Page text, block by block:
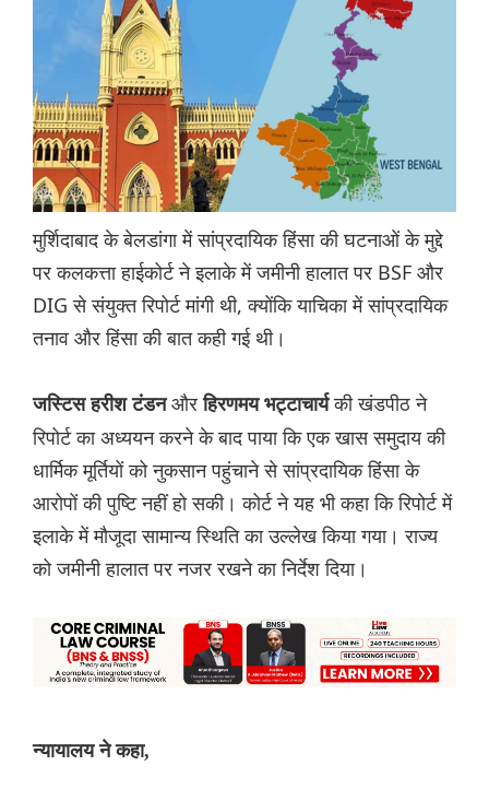
मुर्शिदाबाद के बेलडांगा में सांप्रदायिक हिंसा की घटनाओं के मुद्दे
पर कलकत्ता हाईकोर्ट ने इलाके में जमीनी हालात पर BSF और
DIG से संयुक्त रिपोर्ट मांगी थी, क्योंकि याचिका में सांप्रदायिक
तनाव और हिंसा की बात कही गई थी।
जस्टिस हरीश टंडनऔरहिरणमय भट्टाचार्यकी खंडपीठ ने
रिपोर्ट का अध्ययन करने के बाद पाया कि एक खास समुदाय की
धार्मिक मूर्तियों को नुकसान पहुंचाने से सांप्रदायिक हिंसा के
आरोपों की पुष्टि नहीं हो सकी। कोर्ट ने यह भी कहा कि रिपोर्ट में
इलाके में मौजूदा सामान्य स्थिति का उल्लेख किया गया। राज्य
को जमीनी हालात पर नजर रखने का निर्देश दिया।
न्यायालय ने कहा,